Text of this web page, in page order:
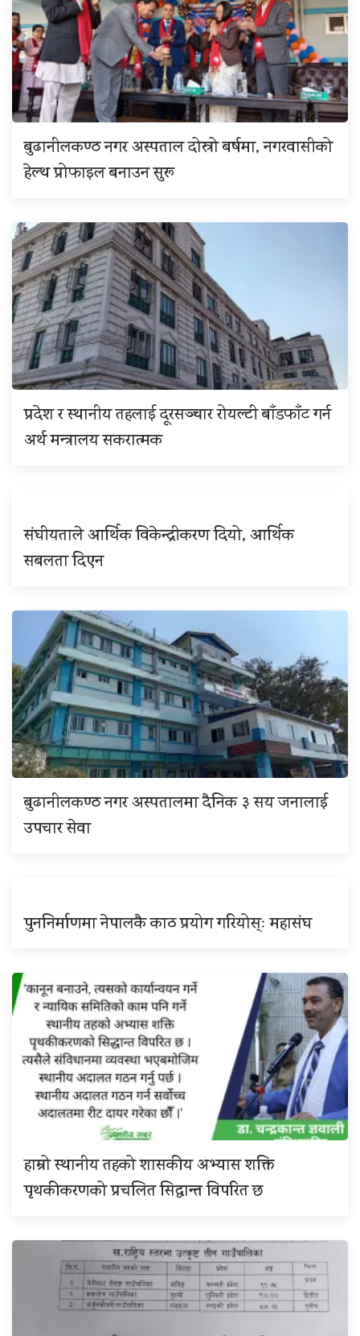
बुढानीलकण्ठ नगर अस्पताल दोस्रो बर्षमा, नगरवासीको
हेल्थ प्रोफाइल बनाउन सुरू
प्रदेश र स्थानीय तहलाई दूरसञ्चार रोयल्टी बाँडफाँट गर्न
अर्थ मन्त्रालय सकरात्मक
संघीयताले आर्थिक विकेन्द्रीकरण दियो, आर्थिक
सबलता दिएन
बुढानीलकण्ठ नगर अस्पतालमा दैनिक ३ सय जनालाई
उपचार सेवा
पुननिर्माणमा नेपालकै काठ प्रयोग गरियोस्ः महासंघ
हाम्रो स्थानीय तहको शासकीय अभ्यास शक्ति
पृथकीकरणको प्रचलित सिद्धान्त विपरित छ